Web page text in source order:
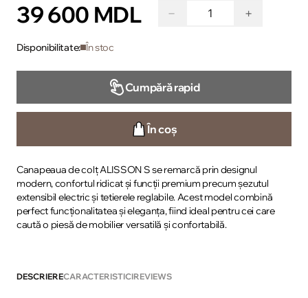
39 600 MDL − +
Disponibilitate: În stoc
Cumpără rapid
În coș
Canapeaua de colț ALISSON S se remarcă prin designul
modern, confortul ridicat și funcții premium precum șezutul
extensibil electric și tetierele reglabile. Acest model combină
perfect funcționalitatea și eleganța, fiind ideal pentru cei care
caută o piesă de mobilier versatilă și confortabilă.
DESCRIERECARACTERISTICIREVIEWS